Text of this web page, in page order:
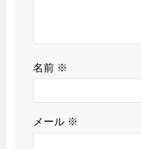
名前 ※
メール ※